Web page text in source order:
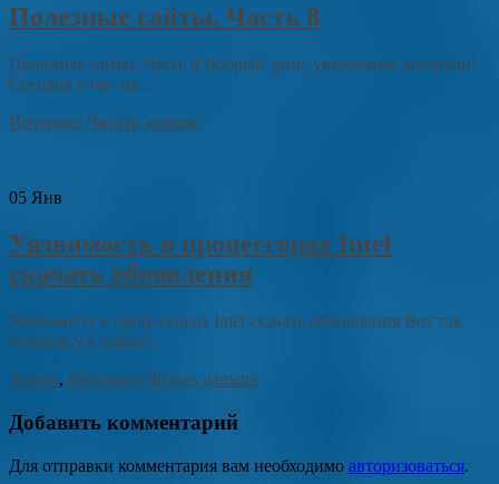
Полезные сайты. Часть 8
Полезные сайты. Часть 8 Добрый день, уважаемые читатели!
Сегодня у нас на...
Интернет Читать дальше
05 Янв
Уязвимость в процессорах Intel
скачать обновления
Уязвимость в процессорах Intel скачать обновления Вот так
начинается новый...
Жизнь, Интернет Читать дальше
Добавить комментарий
Для отправки комментария вам необходимо авторизоваться.